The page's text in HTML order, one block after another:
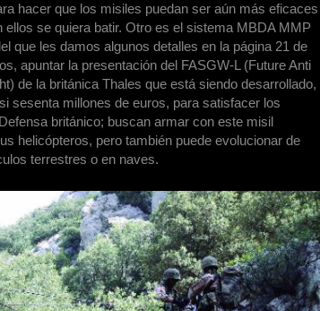
hacer que los misiles puedan ser aún más eficaces
ellos se quiera batir. Otro es el sistema MBDA MMP
que les damos algunos detalles en la página 21 de
apuntar la presentación del FASGW-L (Future Anti
de la británica Thales que está siendo desarrollado,
sesenta millones de euros, para satisfacer los
británico; buscan armar con este misil
helicópteros, pero también puede evolucionar de
terrestres o en naves.